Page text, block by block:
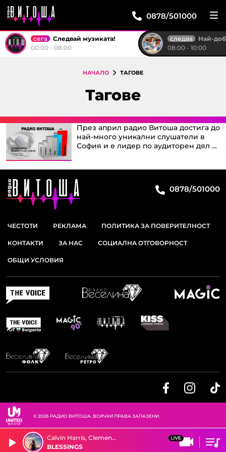
Calvin Harris, Clementine Douglas
BLESSINGS
0878/501000
сега
Следвай музиката!
00:00 - 08:00
следва
Най-доброто от
08:00 - 10:00
НАЧАЛО ТАГОВЕ
Тагове
През април радио Витоша достига до
най-много уникални слушатели в
София и е лидер по аудиторен дял в
0878/501000
ЧЕСТОТИ РЕКЛАМА ПОЛИТИКА ЗА ПОВЕРИТЕЛНОСТ
КОНТАКТИ ЗА НАС СОЦИАЛНА ОТГОВОРНОСТ
ОБЩИ УСЛОВИЯ
© 2026 РАДИО ВИТОША. ВСИЧКИ ПРАВА ЗАПАЗЕНИ.